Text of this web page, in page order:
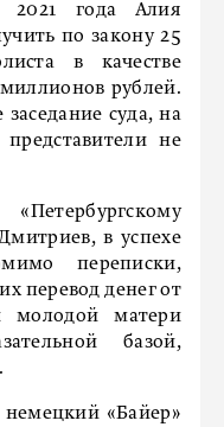
2021 года Алия
по закону 25
в качестве
рублей.
заседание суда, на
не
в успехе
переписки,
перевод денег от
молодой матери
базой,
«Байер»